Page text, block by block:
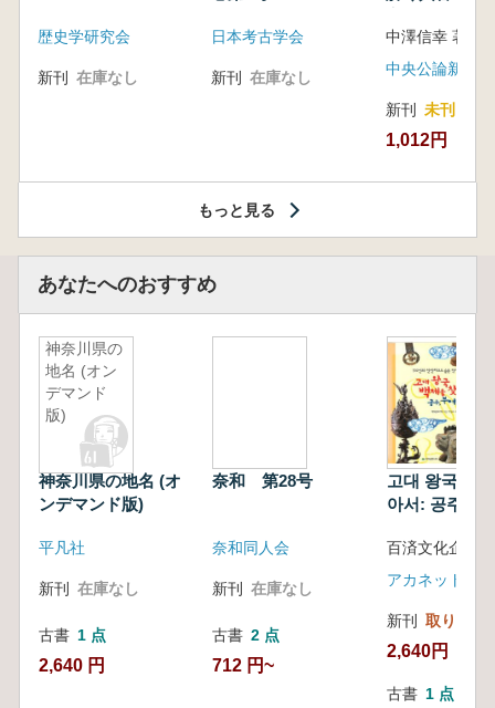
歴史学研究会
新刊 在庫なし
日本考古学会
新刊 在庫なし
中澤信幸 著
中央公論新社
新刊 未刊
1,012円
もっと見る
あなたへのおすすめ
神奈川県の
地名 (オン
デマンド
版)
神奈川県の地名 (オ
ンデマンド版)
平凡社
新刊 在庫なし
古書 1 点
2,640 円
奈和 第28号
奈和同人会
新刊 在庫なし
古書 2 点
712 円~
고대 왕국 백
아서: 공주 부
て:公州、扶
年の燦爛であ
アカネットジ
新刊 取り寄せ
2,640円
古書 1 点